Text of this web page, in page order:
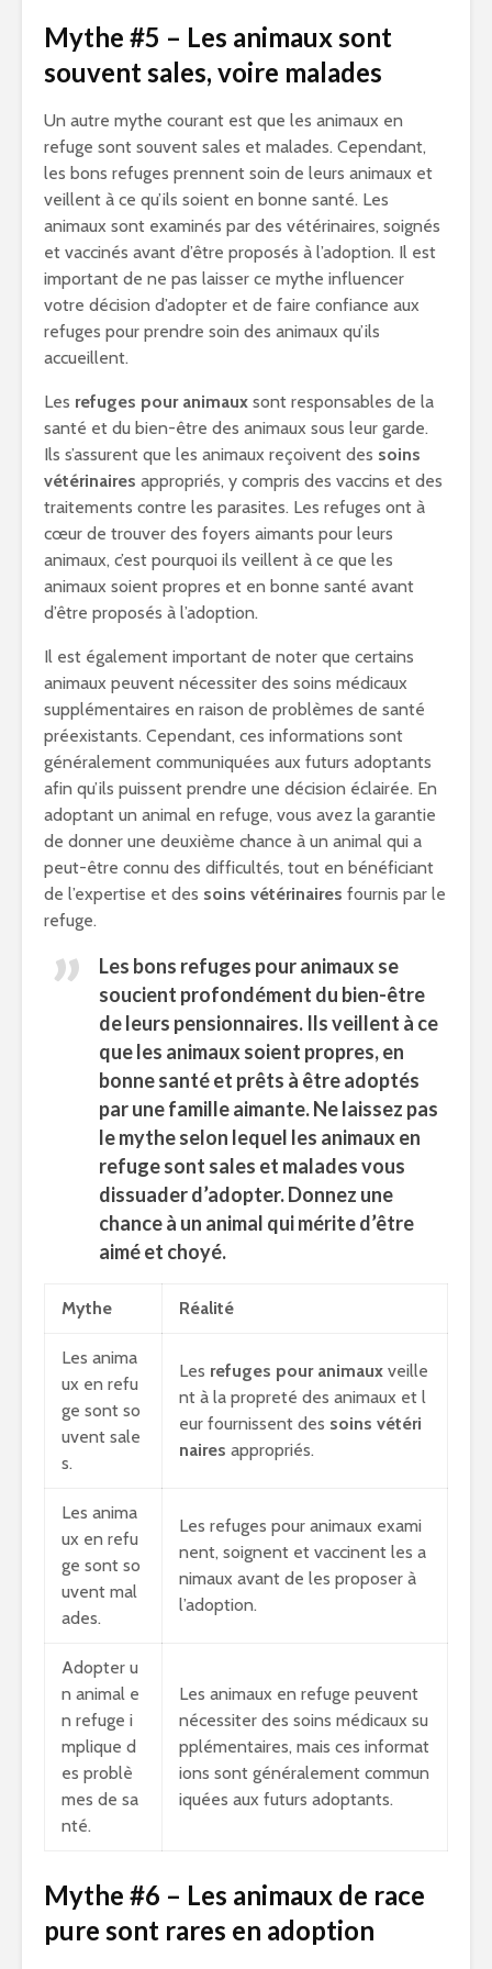
Mythe #5 – Les animaux sont
souvent sales, voire malades
Un autre mythe courant est que les animaux en
refuge sont souvent sales et malades. Cependant,
les bons refuges prennent soin de leurs animaux et
veillent à ce qu’ils soient en bonne santé. Les
animaux sont examinés par des vétérinaires, soignés
et vaccinés avant d’être proposés à l’adoption. Il est
important de ne pas laisser ce mythe influencer
votre décision d’adopter et de faire confiance aux
refuges pour prendre soin des animaux qu’ils
accueillent.
Les refuges pour animaux sont responsables de la
santé et du bien-être des animaux sous leur garde.
Ils s’assurent que les animaux reçoivent des soins
vétérinaires appropriés, y compris des vaccins et des
traitements contre les parasites. Les refuges ont à
cœur de trouver des foyers aimants pour leurs
animaux, c’est pourquoi ils veillent à ce que les
animaux soient propres et en bonne santé avant
d’être proposés à l’adoption.
Il est également important de noter que certains
animaux peuvent nécessiter des soins médicaux
supplémentaires en raison de problèmes de santé
préexistants. Cependant, ces informations sont
généralement communiquées aux futurs adoptants
afin qu’ils puissent prendre une décision éclairée. En
adoptant un animal en refuge, vous avez la garantie
de donner une deuxième chance à un animal qui a
peut-être connu des difficultés, tout en bénéficiant
de l’expertise et des soins vétérinaires fournis par le
refuge.
Les bons refuges pour animaux se
soucient profondément du bien-être
de leurs pensionnaires. Ils veillent à ce
que les animaux soient propres, en
bonne santé et prêts à être adoptés
par une famille aimante. Ne laissez pas
le mythe selon lequel les animaux en
refuge sont sales et malades vous
dissuader d’adopter. Donnez une
chance à un animal qui mérite d’être
aimé et choyé.
Mythe Réalité
Les anima
ux en refu
ge sont so
uvent sale
s.
Les refuges pour animaux veille
nt à la propreté des animaux et l
eur fournissent des soins vétéri
naires appropriés.
Les anima
ux en refu
ge sont so
uvent mal
ades.
Les refuges pour animaux exami
nent, soignent et vaccinent les a
nimaux avant de les proposer à
l’adoption.
Adopter u
n animal e
n refuge i
mplique d
es problè
mes de sa
nté.
Les animaux en refuge peuvent
nécessiter des soins médicaux su
pplémentaires, mais ces informat
ions sont généralement commun
iquées aux futurs adoptants.
Mythe #6 – Les animaux de race
pure sont rares en adoption